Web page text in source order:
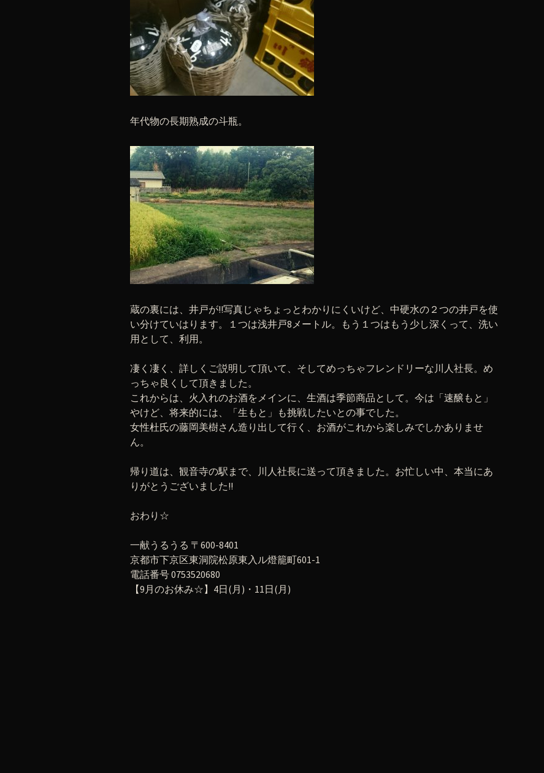
年代物の長期熟成の斗瓶。
蔵の裏には、井戸が!!写真じゃちょっとわかりにくいけど、中硬水の２つの井戸を使
い分けていはります。１つは浅井戸8メートル。もう１つはもう少し深くって、洗い
用として、利用。
凄く凄く、詳しくご説明して頂いて、そしてめっちゃフレンドリーな川人社長。め
っちゃ良くして頂きました。
これからは、火入れのお酒をメインに、生酒は季節商品として。今は「速醸もと」
やけど、将来的には、「生もと」も挑戦したいとの事でした。
女性杜氏の藤岡美樹さん造り出して行く、お酒がこれから楽しみでしかありませ
ん。
帰り道は、観音寺の駅まで、川人社長に送って頂きました。お忙しい中、本当にあ
りがとうございました!!
おわり☆
一献うるうる 〒600-8401
京都市下京区東洞院松原東入ル燈籠町601-1
電話番号 0753520680
【9月のお休み☆】4日(月)・11日(月)